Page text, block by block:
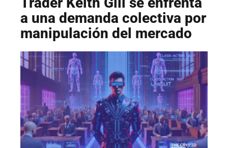
a una demanda colectiva por
manipulación del mercado